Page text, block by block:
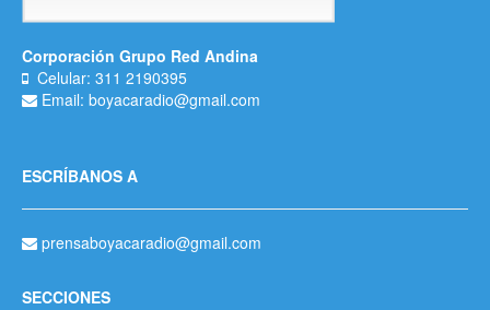
Corporación Grupo Red Andina
Celular: 311 2190395
Email: boyacaradio@gmail.com
ESCRÍBANOS A
prensaboyacaradio@gmail.com
SECCIONES